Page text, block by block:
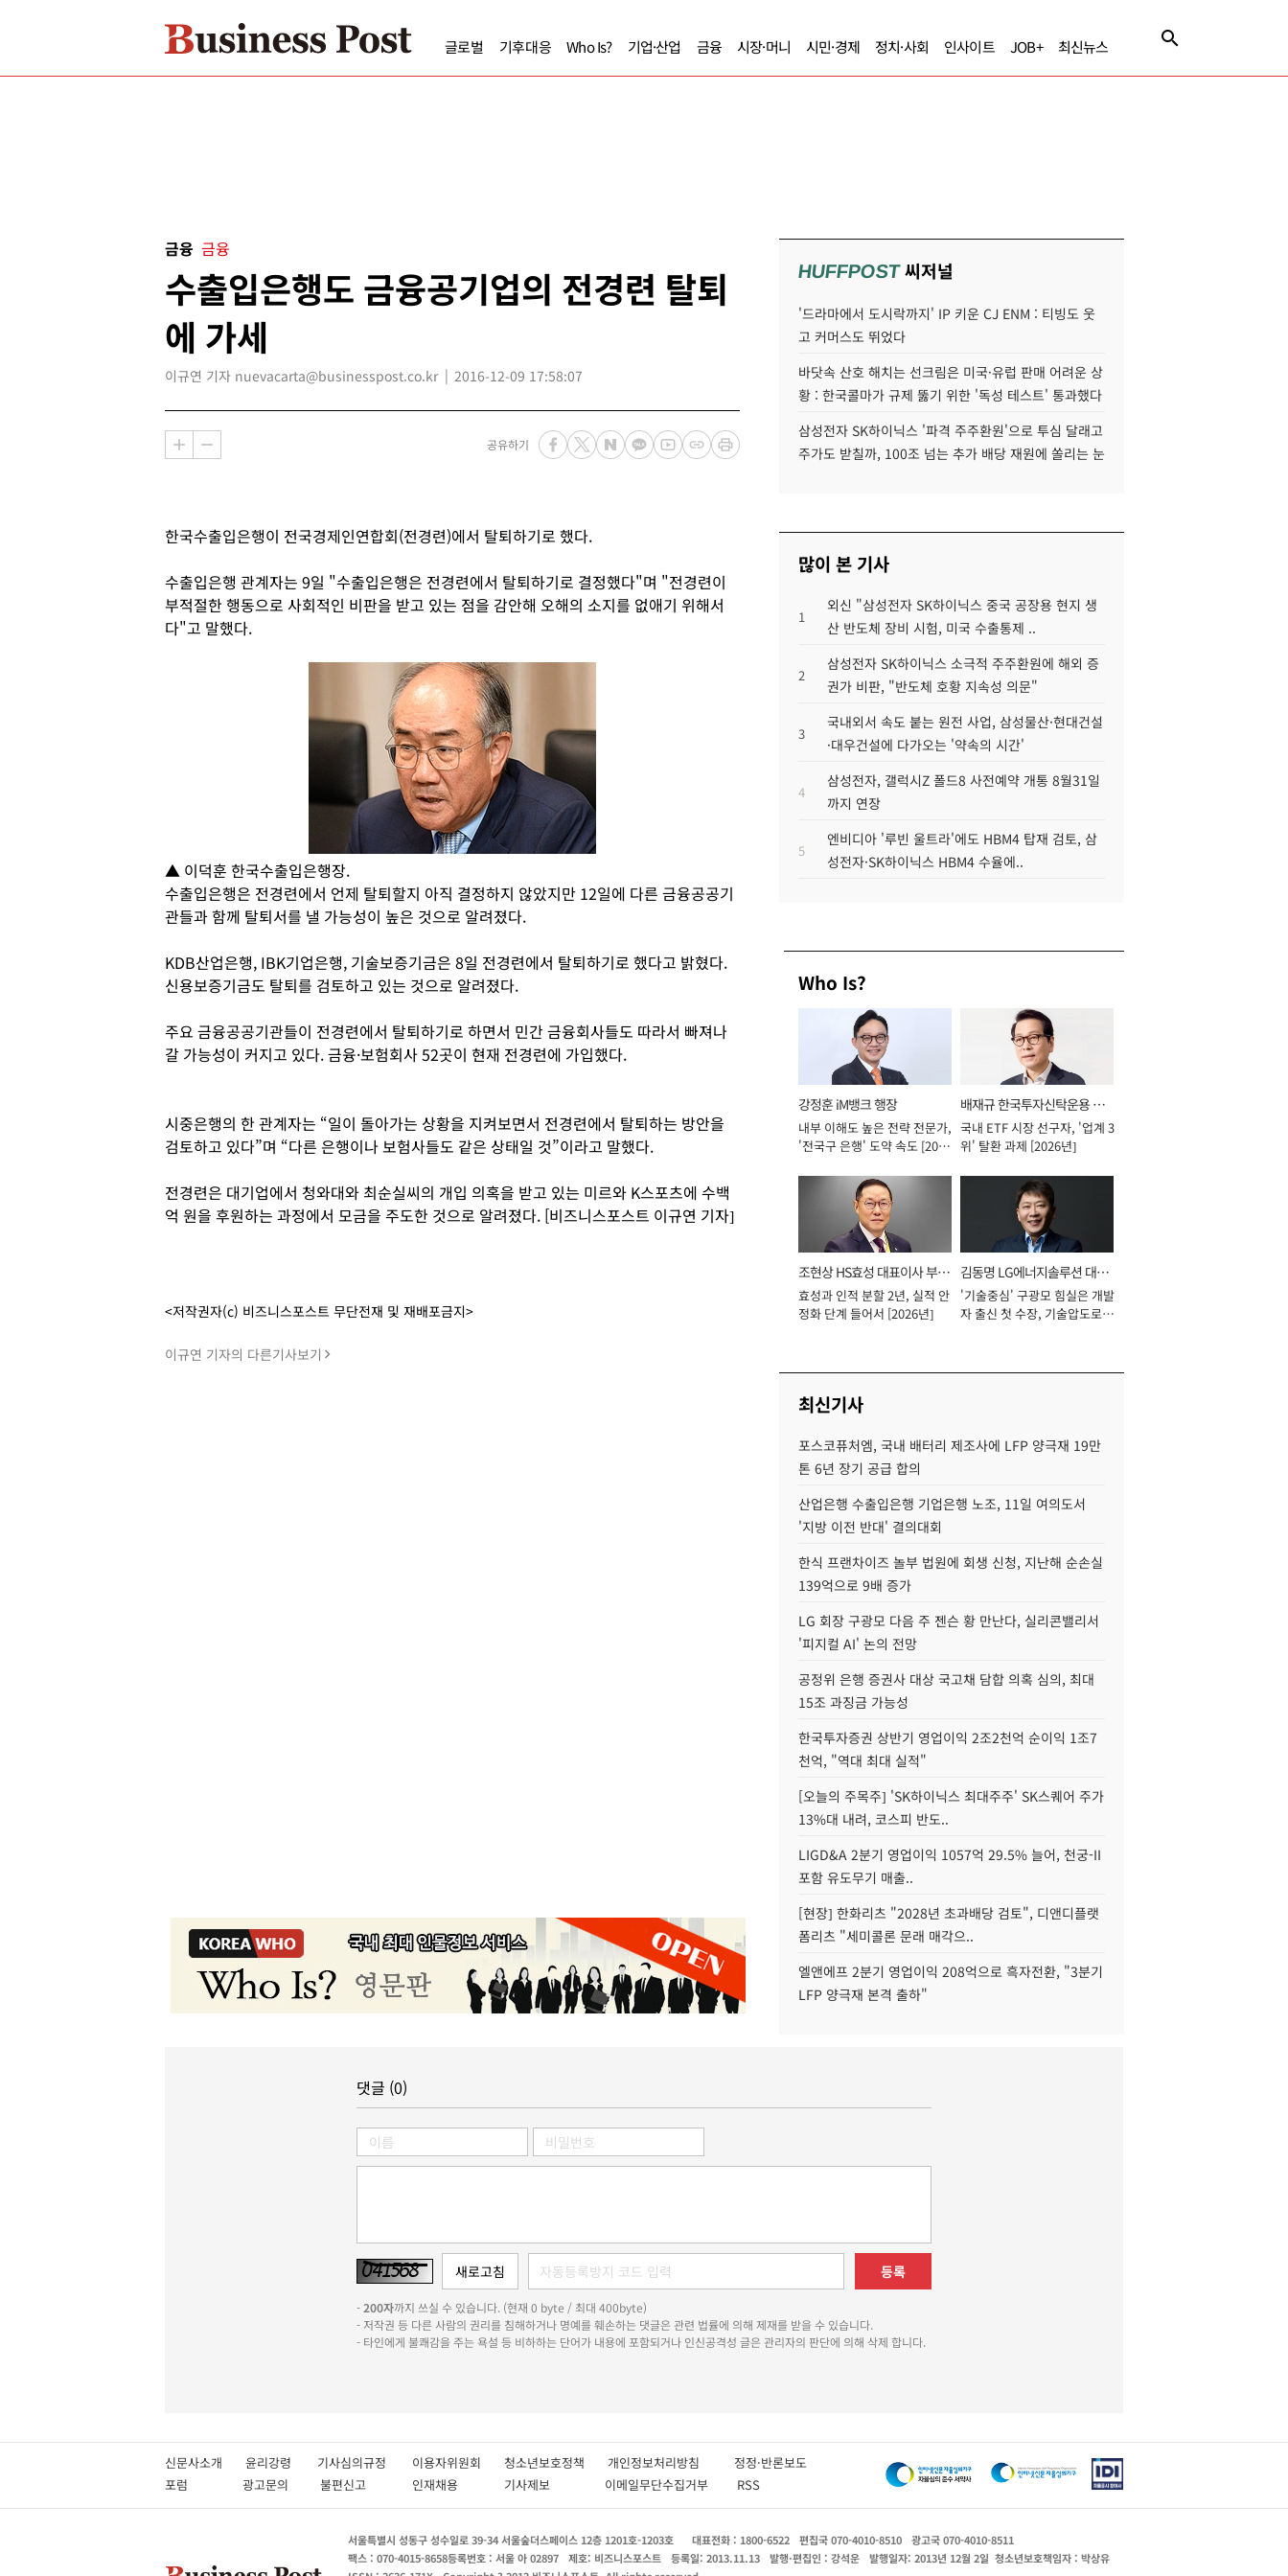
글로벌 기후대응 Who Is? 기업·산업 금융 시장·머니 시민·경제 정치·사회 인사이트 JOB+ 최신뉴스
금융 금융
수출입은행도 금융공기업의 전경련 탈퇴
에 가세
이규연 기자 nuevacarta@businesspost.co.kr 2016-12-09 17:58:07
공유하기
한국수출입은행이 전국경제인연합회(전경련)에서 탈퇴하기로 했다.
수출입은행 관계자는 9일 "수출입은행은 전경련에서 탈퇴하기로 결정했다"며 "전경련이
부적절한 행동으로 사회적인 비판을 받고 있는 점을 감안해 오해의 소지를 없애기 위해서
다"고 말했다.
▲ 이덕훈 한국수출입은행장.
수출입은행은 전경련에서 언제 탈퇴할지 아직 결정하지 않았지만 12일에 다른 금융공공기
관들과 함께 탈퇴서를 낼 가능성이 높은 것으로 알려졌다.
KDB산업은행, IBK기업은행, 기술보증기금은 8일 전경련에서 탈퇴하기로 했다고 밝혔다.
신용보증기금도 탈퇴를 검토하고 있는 것으로 알려졌다.
주요 금융공공기관들이 전경련에서 탈퇴하기로 하면서 민간 금융회사들도 따라서 빠져나
갈 가능성이 커지고 있다. 금융·보험회사 52곳이 현재 전경련에 가입했다.
시중은행의 한 관계자는 “일이 돌아가는 상황을 지켜보면서 전경련에서 탈퇴하는 방안을
검토하고 있다”며 “다른 은행이나 보험사들도 같은 상태일 것”이라고 말했다.
전경련은 대기업에서 청와대와 최순실씨의 개입 의혹을 받고 있는 미르와 K스포츠에 수백
억 원을 후원하는 과정에서 모금을 주도한 것으로 알려졌다. [비즈니스포스트 이규연 기자]
<저작권자(c) 비즈니스포스트 무단전재 및 재배포금지>
이규연 기자의 다른기사보기
HUFFPOST씨저널
'드라마에서 도시락까지' IP 키운 CJ ENM : 티빙도 웃
고 커머스도 뛰었다
바닷속 산호 해치는 선크림은 미국·유럽 판매 어려운 상
황 : 한국콜마가 규제 뚫기 위한 '독성 테스트' 통과했다
삼성전자 SK하이닉스 '파격 주주환원'으로 투심 달래고
주가도 받칠까, 100조 넘는 추가 배당 재원에 쏠리는 눈
많이 본 기사
1
외신 "삼성전자 SK하이닉스 중국 공장용 현지 생
산 반도체 장비 시험, 미국 수출통제 ..
2
삼성전자 SK하이닉스 소극적 주주환원에 해외 증
권가 비판, "반도체 호황 지속성 의문"
3
국내외서 속도 붙는 원전 사업, 삼성물산·현대건설
·대우건설에 다가오는 '약속의 시간'
4
삼성전자, 갤럭시Z 폴드8 사전예약 개통 8월31일
까지 연장
5
엔비디아 '루빈 울트라'에도 HBM4 탑재 검토, 삼
성전자·SK하이닉스 HBM4 수율에..
Who Is?
강정훈 iM뱅크 행장
내부 이해도 높은 전략 전문가,
'전국구 은행' 도약 속도 [2026
배재규 한국투자신탁운용 대
표이사 사장
국내 ETF 시장 선구자, '업계 3
위' 탈환 과제 [2026년]
조현상 HS효성 대표이사 부회
장
효성과 인적 분할 2년, 실적 안
정화 단계 들어서 [2026년]
김동명 LG에너지솔루션 대표
이사 사장
'기술중심' 구광모 힘실은 개발
자 출신 첫 수장, 기술압도로
최신기사
포스코퓨처엠, 국내 배터리 제조사에 LFP 양극재 19만
톤 6년 장기 공급 합의
산업은행 수출입은행 기업은행 노조, 11일 여의도서
'지방 이전 반대' 결의대회
한식 프랜차이즈 놀부 법원에 회생 신청, 지난해 순손실
139억으로 9배 증가
LG 회장 구광모 다음 주 젠슨 황 만난다, 실리콘밸리서
'피지컬 AI' 논의 전망
공정위 은행 증권사 대상 국고채 담합 의혹 심의, 최대
15조 과징금 가능성
한국투자증권 상반기 영업이익 2조2천억 순이익 1조7
천억, "역대 최대 실적"
[오늘의 주목주] 'SK하이닉스 최대주주' SK스퀘어 주가
13%대 내려, 코스피 반도..
LIGD&A 2분기 영업이익 1057억 29.5% 늘어, 천궁-II
포함 유도무기 매출..
[현장] 한화리츠 "2028년 초과배당 검토", 디앤디플랫
폼리츠 "세미콜론 문래 매각으..
엘앤에프 2분기 영업이익 208억으로 흑자전환, "3분기
LFP 양극재 본격 출하"
댓글 (0)
등록
-200자까지 쓰실 수 있습니다. (현재 0 byte / 최대 400byte)
- 저작권 등 다른 사람의 권리를 침해하거나 명예를 훼손하는 댓글은 관련 법률에 의해 제재를 받을 수 있습니다.
- 타인에게 불쾌감을 주는 욕설 등 비하하는 단어가 내용에 포함되거나 인신공격성 글은 관리자의 판단에 의해 삭제 합니다.
신문사소개 윤리강령 기사심의규정 이용자위원회 청소년보호정책 개인정보처리방침 정정·반론보도
포럼
광고문의 불편신고 인재채용 기사제보 이메일무단수집거부 RSS
서울특별시 성동구 성수일로 39-34 서울숲더스페이스 12층 1201호-1203호 대표전화 : 1800-6522 편집국 070-4010-8510
광고국 070-4010-8511
팩스 : 070-4015-8658등록번호 : 서울 아 02897 제호: 비즈니스포스트 등록일: 2013.11.13 발행·편집인 : 강석운 발행일자: 2013년 12월 2일 청소년보호책임자 : 박상유